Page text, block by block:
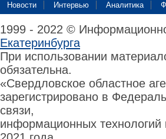
Новости Интервью Аналитика
1999 - 2022 ©
Екатеринбурга
При использовании
обязательна.
«Свердловское областное
зарегистрировано в
связи,
информационных